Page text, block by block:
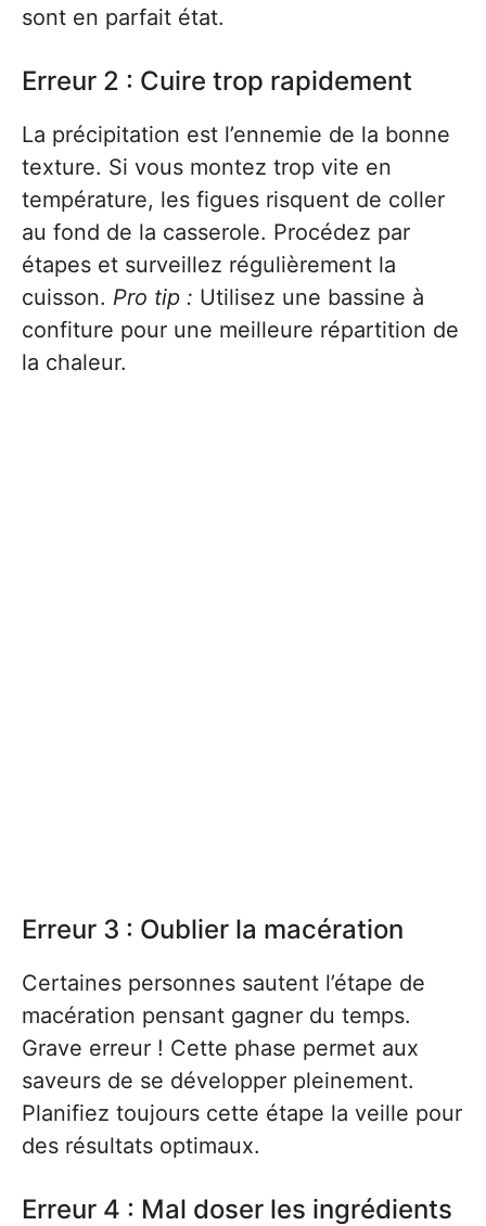
sont en parfait état.
Erreur 2 : Cuire trop rapidement
La précipitation est l’ennemie de la bonne
texture. Si vous montez trop vite en
température, les figues risquent de coller
au fond de la casserole. Procédez par
étapes et surveillez régulièrement la
cuisson. Pro tip : Utilisez une bassine à
confiture pour une meilleure répartition de
la chaleur.
Erreur 3 : Oublier la macération
Certaines personnes sautent l’étape de
macération pensant gagner du temps.
Grave erreur ! Cette phase permet aux
saveurs de se développer pleinement.
Planifiez toujours cette étape la veille pour
des résultats optimaux.
Erreur 4 : Mal doser les ingrédients